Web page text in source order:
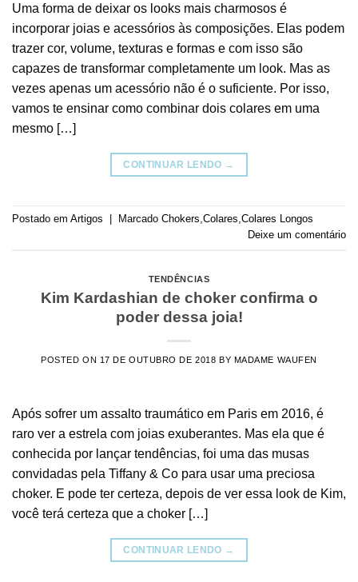
Uma forma de deixar os looks mais charmosos é
incorporar joias e acessórios às composições. Elas podem
trazer cor, volume, texturas e formas e com isso são
capazes de transformar completamente um look. Mas as
vezes apenas um acessório não é o suficiente. Por isso,
vamos te ensinar como combinar dois colares em uma
mesmo […]
CONTINUAR LENDO →
Postado em Artigos Marcado Chokers,Colares,Colares Longos
Deixe um comentário
TENDÊNCIAS
Kim Kardashian de choker confirma o
poder dessa joia!
POSTED ON 17 DE OUTUBRO DE 2018 BY MADAME WAUFEN
Após sofrer um assalto traumático em Paris em 2016, é
raro ver a estrela com joias exuberantes. Mas ela que é
conhecida por lançar tendências, foi uma das musas
convidadas pela Tiffany & Co para usar uma preciosa
choker. E pode ter certeza, depois de ver essa look de Kim,
você terá certeza que a choker […]
CONTINUAR LENDO →